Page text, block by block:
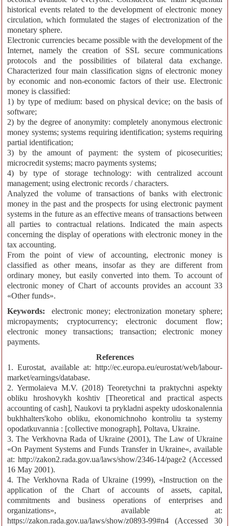
historical events related to the development of electronic money
circulation, which formulated the stages of electronization of the
monetary sphere.
Electronic currencies became possible with the development of the
Internet, namely the creation of SSL secure communications
protocols and the possibilities of bilateral data exchange.
Characterized four main classification signs of electronic money
by economic and non-economic factors of their use. Electronic
money is classified:
1) by type of medium: based on physical device; on the basis of
software;
2) by the degree of anonymity: completely anonymous electronic
money systems; systems requiring identification; systems requiring
partial identification;
3) by the amount of payment: the system of picosecurities;
microcredit systems; macro payments systems;
4) by type of storage technology: with centralized account
management; using electronic records / characters.
Analyzed the volume of transactions of banks with electronic
money in the past and the prospects for using electronic payment
systems in the future as an effective means of transactions between
all parties to contractual relations. Indicated the main aspects
concerning the display of operations with electronic money in the
tax accounting.
From the point of view of accounting, electronic money is
classified as other means, insofar as they are different from
ordinary money, but easily converted into them. To account of
electronic money of Chart of accounts provides an account 33
«Other funds».
Keywords:
electronic money; electronization monetary sphere;
micropayments; cryptocurrency; electronic document flow;
electronic money transactions; transaction; electronic money
payments.
References
1. Eurostat, available at: http://ec.europa.eu/eurostat/web/labour-
market/earnings/database.
2. Yermolaieva M.V. (2018) Teoretychni ta praktychni aspekty
obliku hroshovykh koshtiv [Theoretical and practical aspects
accounting of cash], Naukovi ta prykladni aspekty udoskonalennia
bukhhalters'koho obliku, ekonomichnoho kontroliu ta systemy
opodatkuvannia : [collective monograph], Poltava, Ukraine.
3. The Verkhovna Rada of Ukraine (2001), The Law of Ukraine
«On Payment Systems and Funds Transfer in Ukraine«, available
at: http://zakon2.rada.gov.ua/laws/show/2346-14/page2 (Accessed
16 May 2001).
4. The Verkhovna Rada of Ukraine (1999), «Instruction on the
application of the Chart of accounts of assets, capital,
commitments and business operations of enterprises and
organizations», available at:
https://zakon.rada.gov.ua/laws/show/z0893-99#n4 (Accessed 30